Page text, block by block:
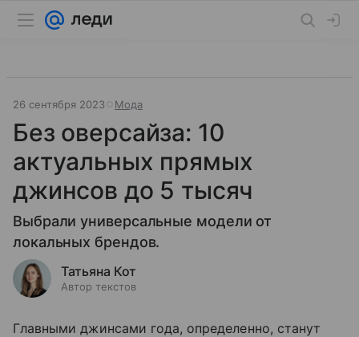
26 сентября 2023 Мода
Без оверсайза: 10
актуальных прямых
джинсов до 5 тысяч
Выбрали универсальные модели от
локальных брендов.
Татьяна Кот
Автор текстов
Главными джинсами года, определенно, станут